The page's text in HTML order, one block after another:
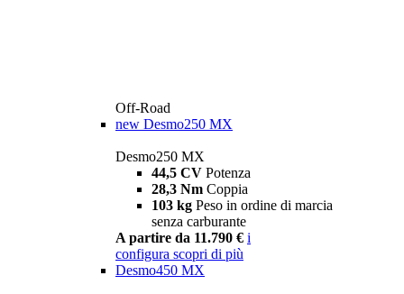
Off-Road
new Desmo250 MX
Desmo250 MX
44,5 CV Potenza
28,3 Nm Coppia
103 kg Peso in ordine di marcia
senza carburante
A partire da 11.790 € i
configura scopri di più
Desmo450 MX